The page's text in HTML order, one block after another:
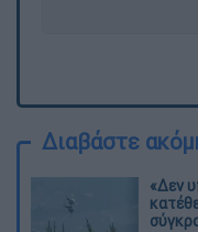
Διαβάστε
«Δεν